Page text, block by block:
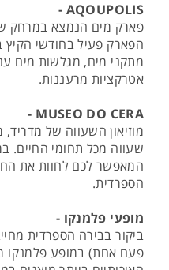
AQOUPOLIS -
פארק מים הנמצא במרחק
הפארק פעיל בחודשי
מתקני מים, מגלשות מים
אטרקציות מרעננות.
MUSEO DO CERA -
מוזיאון השעווה של
שעווה מכל תחומי החיים.
המאפשר לכם לחוות את
הספרדית.
מופעי פלמנקו -
ביקור בבירה הספרדית
פעם אחת) במופע פלמנקו